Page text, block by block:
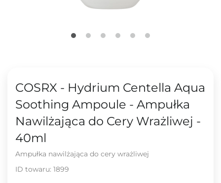
COSRX - Hydrium Centella Aqua
Soothing Ampoule - Ampułka
Nawilżająca do Cery Wrażliwej -
40ml
Ampułka nawilżająca do cery wrażliwej
ID towaru: 1899